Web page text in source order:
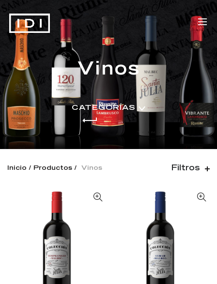
Vinos
CATEGORÍAS
Inicio Productos Vinos Filtros